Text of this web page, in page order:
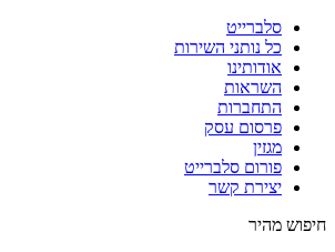
סלברייט
כל נותני השירות
אודותינו
השראות
התחברות
פרסום עסק
מגזין
פורום סלברייט
יצירת קשר
חיפוש מהיר